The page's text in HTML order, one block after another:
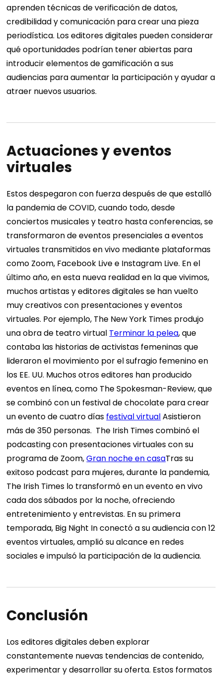
aprenden técnicas de verificación de datos,
credibilidad y comunicación para crear una pieza
periodística. Los editores digitales pueden considerar
qué oportunidades podrían tener abiertas para
introducir elementos de gamificación a sus
audiencias para aumentar la participación y ayudar a
atraer nuevos usuarios.
Actuaciones y eventos
virtuales
Estos despegaron con fuerza después de que estalló
la pandemia de COVID, cuando todo, desde
conciertos musicales y teatro hasta conferencias, se
transformaron de eventos presenciales a eventos
virtuales transmitidos en vivo mediante plataformas
como Zoom, Facebook Live e Instagram Live. En el
último año, en esta nueva realidad en la que vivimos,
muchos artistas y editores digitales se han vuelto
muy creativos con presentaciones y eventos
virtuales. Por ejemplo, The New York Times produjo
una obra de teatro virtual Terminar la pelea, que
contaba las historias de activistas femeninas que
lideraron el movimiento por el sufragio femenino en
los EE. UU. Muchos otros editores han producido
eventos en línea, como The Spokesman-Review, que
se combinó con un festival de chocolate para crear
un evento de cuatro días festival virtualAsistieron
más de 350 personas. The Irish Times combinó el
podcasting con presentaciones virtuales con su
programa de Zoom,Gran noche en casaTras su
exitoso podcast para mujeres, durante la pandemia,
The Irish Times lo transformó en un evento en vivo
cada dos sábados por la noche, ofreciendo
entretenimiento y entrevistas. En su primera
temporada, Big Night In conectó a su audiencia con 12
eventos virtuales, amplió su alcance en redes
sociales e impulsó la participación de la audiencia.
Conclusión
Los editores digitales deben explorar
constantemente nuevas tendencias de contenido,
experimentar y desarrollar su oferta. Estos formatos